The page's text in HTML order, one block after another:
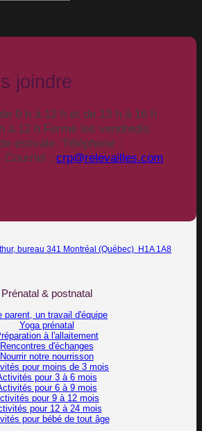
joindre
9 h à 12 h et de 13 h à 16 h
à 12 h Fermé les vendredis
estivale. Téléphone :
Courriel : crp@relevailles.com
bureau 341 Montréal (Québec) H1A 1A8
Prénatal & postnatal
parent, un travail d'équipe
Yoga prénatal
à l'allaitement
Rencontres d'échanges
Nourrir notre nourrisson
pour moins de 3 mois
pour 3 à 6 mois
pour 6 à 9 mois
pour 9 à 12 mois
pour 12 à 24 mois
pour bébé de tout âge